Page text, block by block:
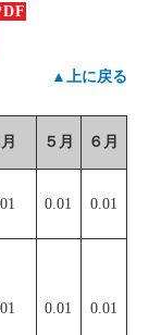
▲上に戻る
５月 ６月
0.01
0.01
0.01 0.01